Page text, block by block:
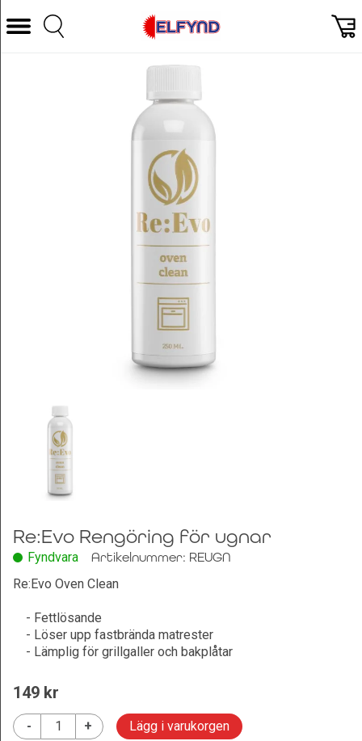
Välj Kategori
Wearables och träning
Re:Evo Rengöring för ugnar
Fyndvara
Artikelnummer: REUGN
Re:Evo Oven Clean
- Fettlösande
- Löser upp fastbrända matrester
- Lämplig för grillgaller och bakplåtar
149 kr
- + Lägg i varukorgen